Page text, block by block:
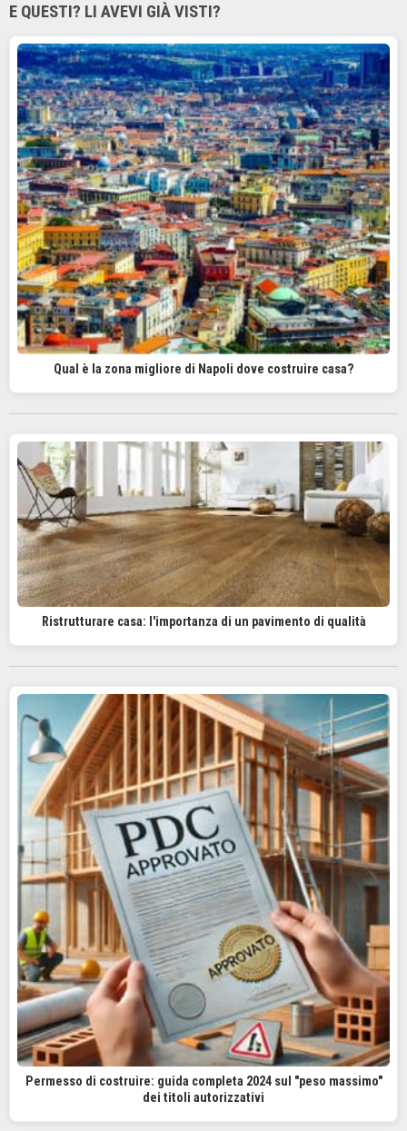
E QUESTI? LI AVEVI GIÀ VISTI?
Qual è la zona migliore di Napoli dove costruire casa?
Ristrutturare casa: l'importanza di un pavimento di qualità
Permesso di costruire: guida completa 2024 sul "peso massimo"
dei titoli autorizzativi